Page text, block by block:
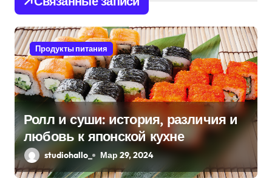
и
я
п
о
з
а
п
Продукты питания
Ролл и суши: история, различия и
любовь к японской кухне
studiohallo_ Мар 29, 2024